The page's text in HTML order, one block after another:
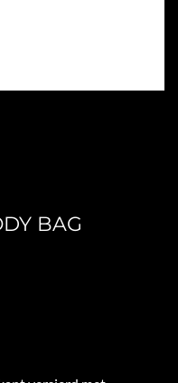
BAG